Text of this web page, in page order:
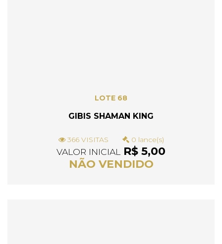
LOTE 68
GIBIS SHAMAN KING
366 VISITAS 0 lance(s)
VALOR INICIAL
R$ 5,00
NÃO VENDIDO